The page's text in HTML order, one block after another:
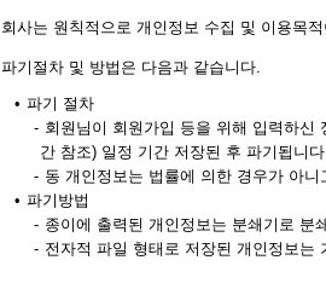
회사는 원칙적으로 개인정보 수집 및 이용목
파기절차 및 방법은 다음과 같습니다.
• 파기 절차
- 회원님이 회원가입 등을 위해 입력하신
간 참조) 일정 기간 저장된 후 파기됩니
- 동 개인정보는 법률에 의한 경우가 아
• 파기방법
- 종이에 출력된 개인정보는 분쇄기로 분
- 전자적 파일 형태로 저장된 개인정보는